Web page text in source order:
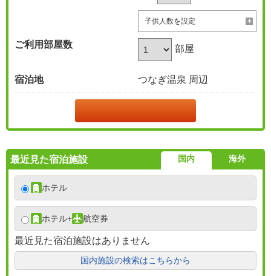
子供人数を設定
ご利用部屋数 部屋
宿泊地 つなぎ温泉 周辺
最近見た宿泊施設 国内 海外
ホテル
ホテル+ 航空券
最近見た宿泊施設はありません
国内施設の検索はこちらから